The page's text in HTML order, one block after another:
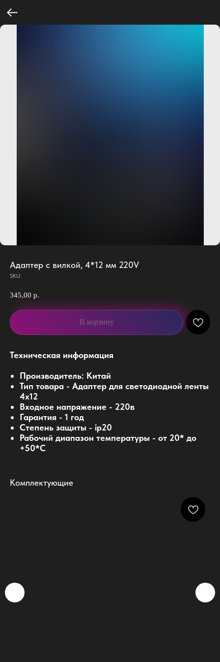
Адаптер с вилкой, 4*12 мм 220V
SKU:
345,00 р.
В корзину
Техническая информация
Производитель: Китай
Тип товара - Адаптер для светодиодной ленты
4х12
Входное напряжение - 220в
Гарантия - 1 год
Степень защиты - ip20
Рабочий диапазон температуры - от 20* до
+50*С
Комплектующие